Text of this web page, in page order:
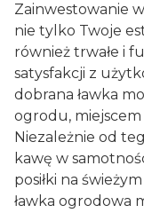
Zainwestowanie w
nie tylko Twoje
również trwałe i
satysfakcji z
dobrana ławka
ogrodu,
Niezależnie od
kawę w
posiłki na
ławka ogrodowa